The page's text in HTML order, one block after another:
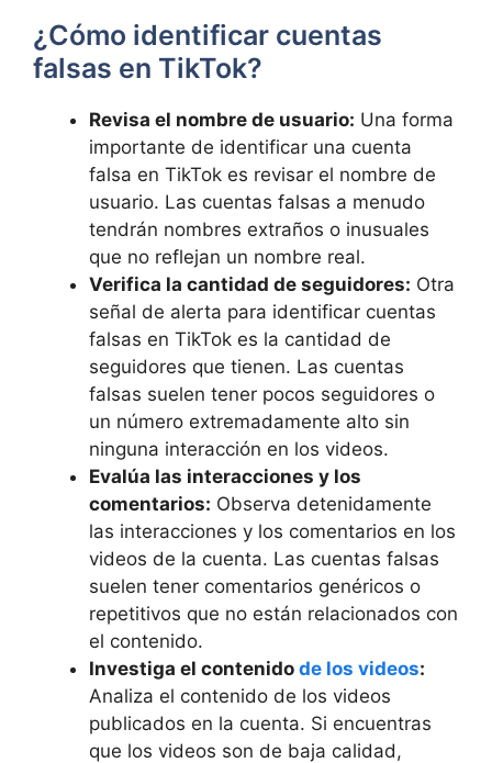
¿Cómo identificar cuentas
falsas en TikTok?
Revisa el nombre de usuario: Una forma
importante de identificar una cuenta
falsa en TikTok es revisar el nombre de
usuario. Las cuentas falsas a menudo
tendrán nombres extraños o inusuales
que no reflejan un nombre real.
Verifica la cantidad de seguidores: Otra
señal de alerta para identificar cuentas
falsas en TikTok es la cantidad de
seguidores que tienen. Las cuentas
falsas suelen tener pocos seguidores o
un número extremadamente alto sin
ninguna interacción en los videos.
Evalúa las interacciones y los
comentarios: Observa detenidamente
las interacciones y los comentarios en los
videos de la cuenta. Las cuentas falsas
suelen tener comentarios genéricos o
repetitivos que no están relacionados con
el contenido.
Investiga el contenido de los videos:
Analiza el contenido de los videos
publicados en la cuenta. Si encuentras
que los videos son de baja calidad,